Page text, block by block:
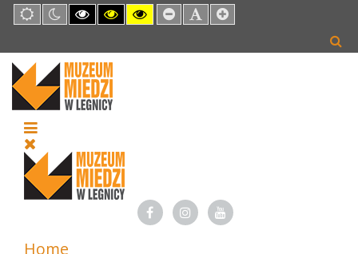
Default
mode
Night
mode
High
Contrast
White
mode
High
Contrast
Yellow
High
Contrast
Black
Set
Smaller
Set
Default
Set
Larger
Home